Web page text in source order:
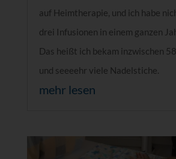
auf Heimtherapie, und ich habe
drei Infusionen in einem ganzen
Das heißt ich bekam inzwischen
und seeeehr viele Nadelstiche.
mehr lesen